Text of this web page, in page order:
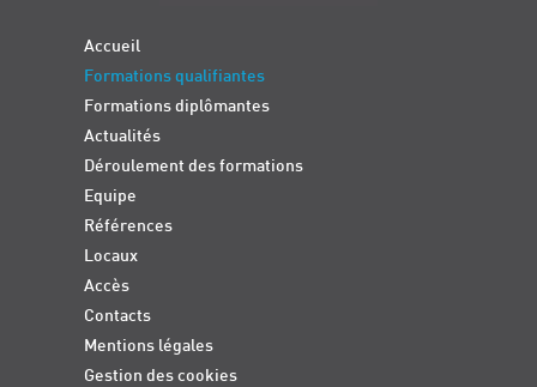
Accueil
Formations qualifiantes
Formations diplômantes
Actualités
Déroulement des formations
Equipe
Références
Locaux
Accès
Contacts
Mentions légales
Gestion des cookies